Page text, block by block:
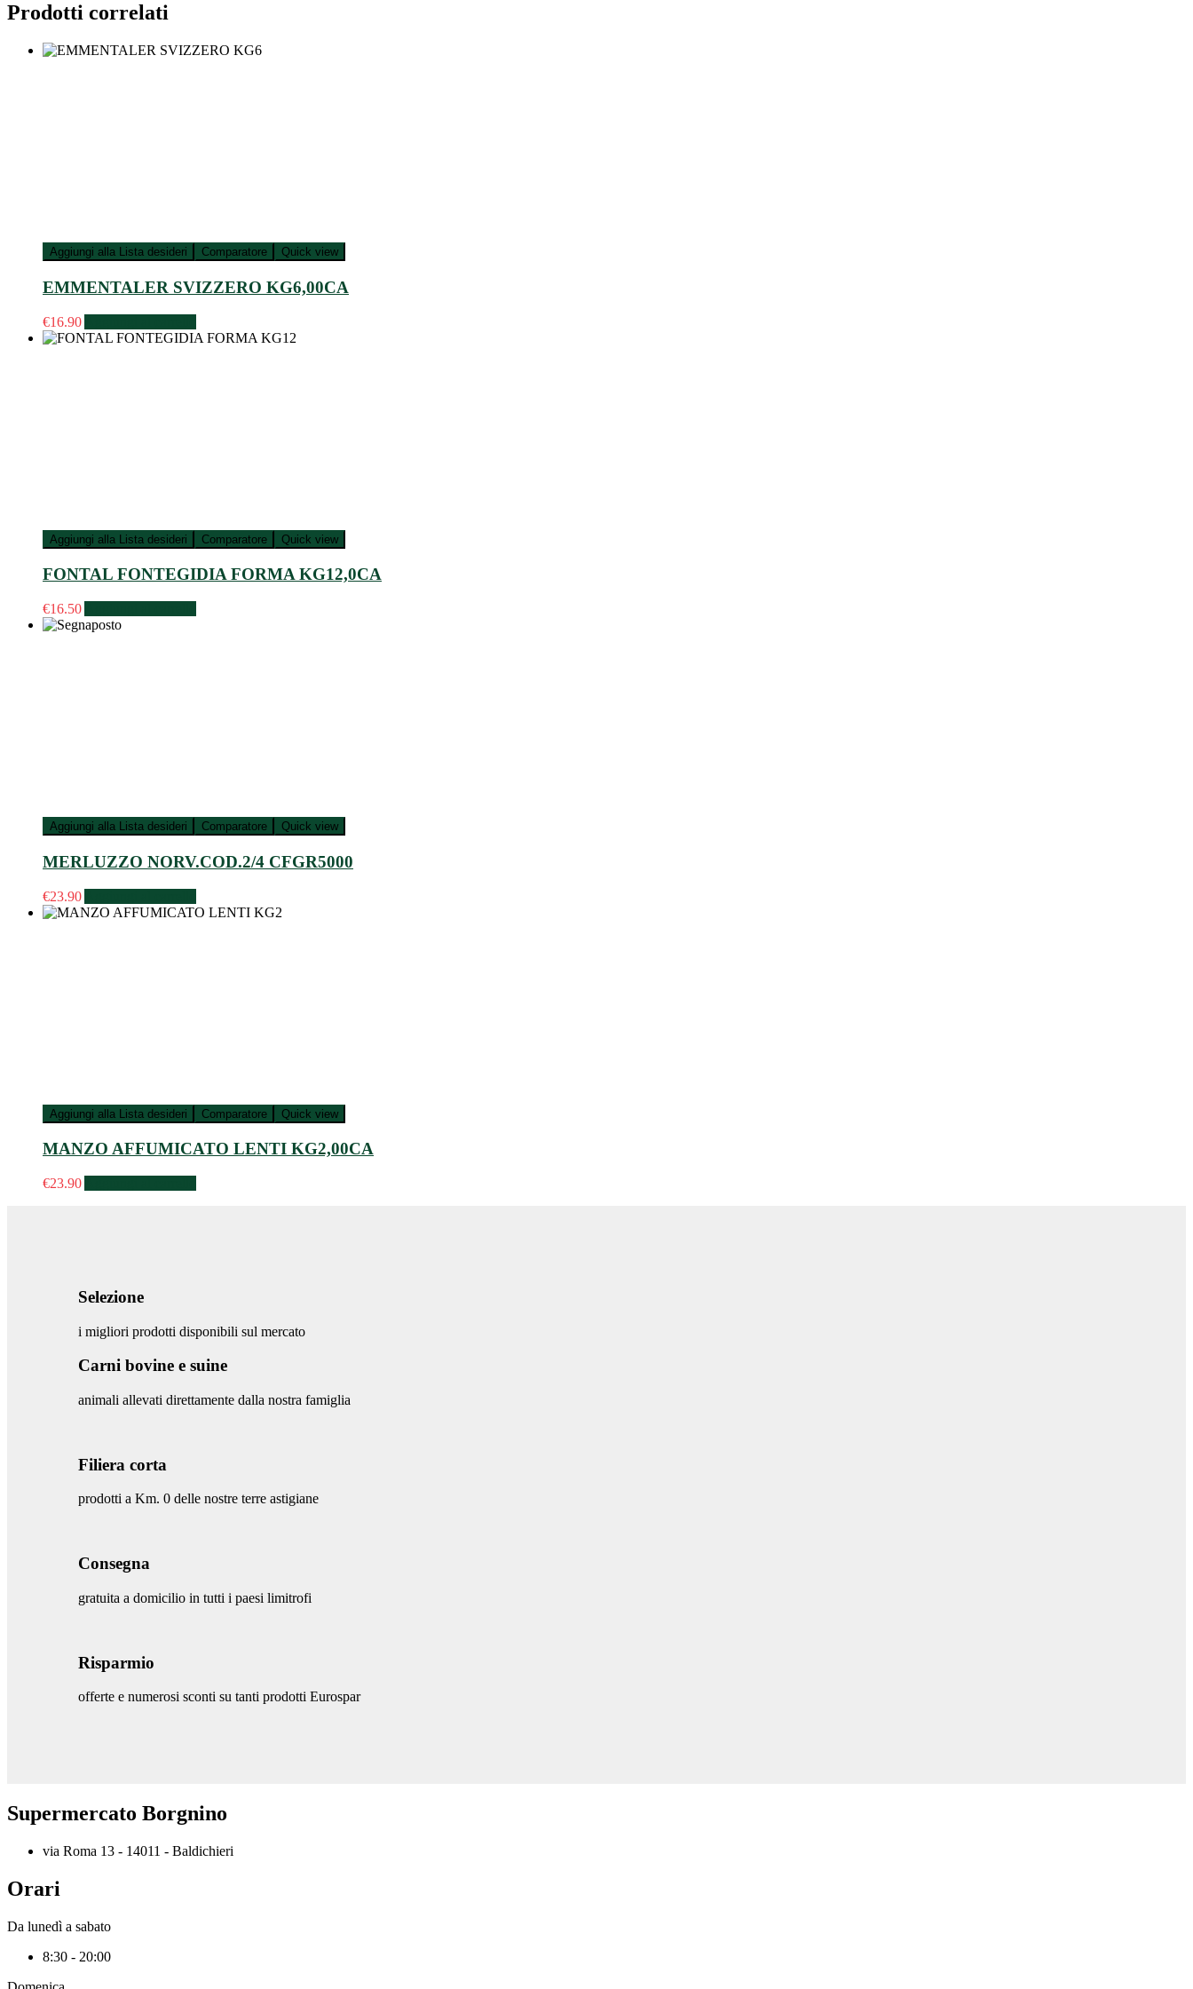
Prodotti correlati
Aggiungi alla Lista desideri Comparatore Quick view
EMMENTALER SVIZZERO KG6,00CA
€16.90
Aggiungi alla Lista desideri Comparatore Quick view
FONTAL FONTEGIDIA FORMA KG12,0CA
€16.50
Aggiungi alla Lista desideri Comparatore Quick view
MERLUZZO NORV.COD.2/4 CFGR5000
€23.90
Aggiungi alla Lista desideri Comparatore Quick view
MANZO AFFUMICATO LENTI KG2,00CA
€23.90
Selezione
i migliori prodotti disponibili sul mercato
Carni bovine e suine
animali allevati direttamente dalla nostra famiglia
Filiera corta
prodotti a Km. 0 delle nostre terre astigiane
Consegna
gratuita a domicilio in tutti i paesi limitrofi
Risparmio
offerte e numerosi sconti su tanti prodotti Eurospar
Supermercato Borgnino
via Roma 13 - 14011 - Baldichieri
Orari
Da lunedì a sabato
8:30 - 20:00